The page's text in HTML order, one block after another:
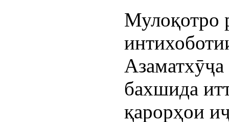
Мулоқотро
бахшида
қарорҳои